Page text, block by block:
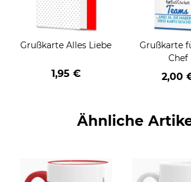
Grußkarte Alles Liebe
1,95 €
Grußkarte
Chef
2,00
Ähnliche